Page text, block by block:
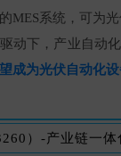
MES系统，可为光
动下，产业自动
成为光伏自动化
）-产业链一体